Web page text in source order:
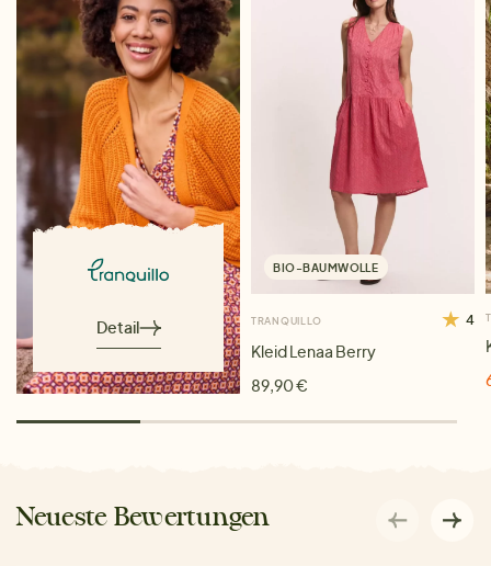
Detail
BIO-BAUMWOLLE
TRANQUILLO 4
Kleid Lenaa Berry
89,90 €
Neueste Bewertungen